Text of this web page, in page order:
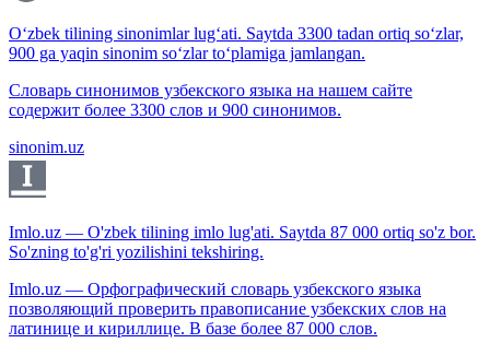
O‘zbek tilining sinonimlar lug‘ati. Saytda 3300 tadan ortiq so‘zlar,
900 ga yaqin sinonim so‘zlar to‘plamiga jamlangan.
Словарь синонимов узбекского языка на нашем сайте
содержит более 3300 слов и 900 синонимов.
sinonim.uz
Imlo.uz — O'zbek tilining imlo lug'ati. Saytda 87 000 ortiq so'z bor.
So'zning to'g'ri yozilishini tekshiring.
Imlo.uz — Орфографический словарь узбекского языка
позволяющий проверить правописание узбекских слов на
латинице и кириллице. В базе более 87 000 слов.